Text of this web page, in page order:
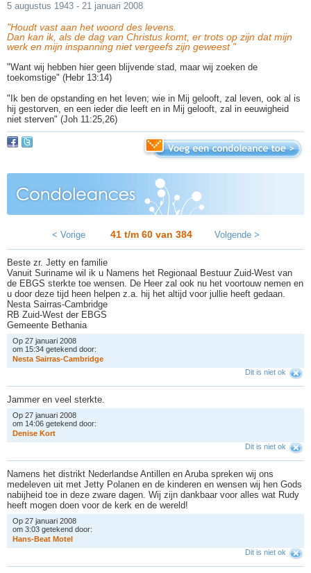
5 augustus 1943 - 21 januari 2008
"Houdt vast aan het woord des levens.
Dan kan ik, als de dag van Christus komt, er trots op zijn dat mijn
werk en mijn inspanning niet vergeefs zijn geweest "
"Want wij hebben hier geen blijvende stad, maar wij zoeken de
toekomstige" (Hebr 13:14)
"Ik ben de opstanding en het leven; wie in Mij gelooft, zal leven, ook al is
hij gestorven, en een ieder die leeft en in Mij gelooft, zal in eeuwigheid
niet sterven" (Joh 11:25,26)
< Vorige 41 t/m 60 van 384 Volgende >
Beste zr. Jetty en familie
Vanuit Suriname wil ik u Namens het Regionaal Bestuur Zuid-West van
de EBGS sterkte toe wensen. De Heer zal ook nu het voortouw nemen en
u door deze tijd heen helpen z.a. hij het altijd voor jullie heeft gedaan.
Nesta Sairras-Cambridge
RB Zuid-West der EBGS
Gemeente Bethania
Op 27 januari 2008
om 15:34 getekend door:
Nesta Sairras-Cambridge
Dit is niet ok
Jammer en veel sterkte.
Op 27 januari 2008
om 14:06 getekend door:
Denise Kort
Dit is niet ok
Namens het distrikt Nederlandse Antillen en Aruba spreken wij ons
medeleven uit met Jetty Polanen en de kinderen en wensen wij hen Gods
nabijheid toe in deze zware dagen. Wij zijn dankbaar voor alles wat Rudy
heeft mogen doen voor de kerk en de wereld!
Op 27 januari 2008
om 3:03 getekend door:
Hans-Beat Motel
Dit is niet ok